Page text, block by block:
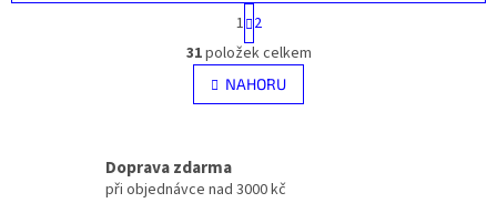
O
v
l
á
í
S
t
r
á
n
k
n
í
1 2
31položek celkem
NAHORU
Doprava zdarma
při objednávce nad 3000 kč